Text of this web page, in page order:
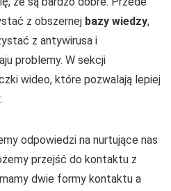
z obszernej bazy wiedzy,
z antywirusa i
problemy. W sekcji
wideo, które pozwalają lepiej
odpowiedzi na nurtujące nas
przejść do kontaktu z
dwie formy kontaktu a